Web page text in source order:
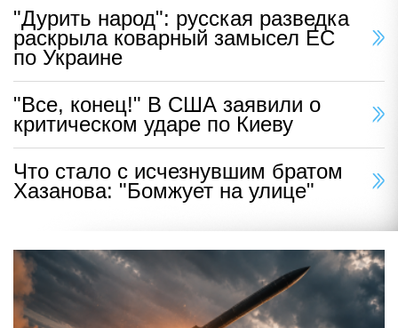
"Дурить народ": русская разведка
раскрыла коварный замысел ЕС
по Украине
"Все, конец!" В США заявили о
критическом ударе по Киеву
Что стало с исчезнувшим братом
Хазанова: "Бомжует на улице"